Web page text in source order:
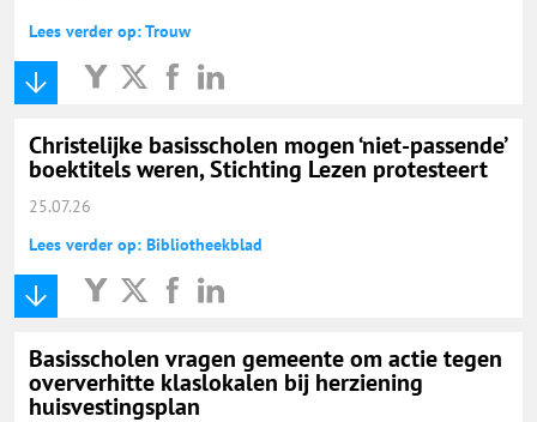
Lees verder op: Trouw
Christelijke basisscholen mogen ‘niet-passende’
boektitels weren, Stichting Lezen protesteert
25.07.26
Lees verder op: Bibliotheekblad
Basisscholen vragen gemeente om actie tegen
oververhitte klaslokalen bij herziening
huisvestingsplan